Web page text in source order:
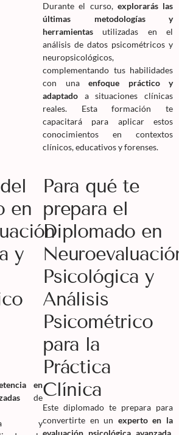
Durante el curso, explorarás las
últimas metodologías y
herramientas utilizadas en el
análisis de datos psicométricos y
neuropsicológicos,
complementando tus habilidades
con una enfoque práctico y
adaptado a situaciones clínicas
reales. Esta formación te
capacitará para aplicar estos
conocimientos en contextos
clínicos, educativos y forenses.
en
y
en
de
y
Para qué te
prepara el
Diplomado en
Psicológica y
Análisis
Psicométrico
para la
Práctica
Clínica
Este diplomado te prepara para
convertirte en un experto en la
evaluación psicológica avanzada